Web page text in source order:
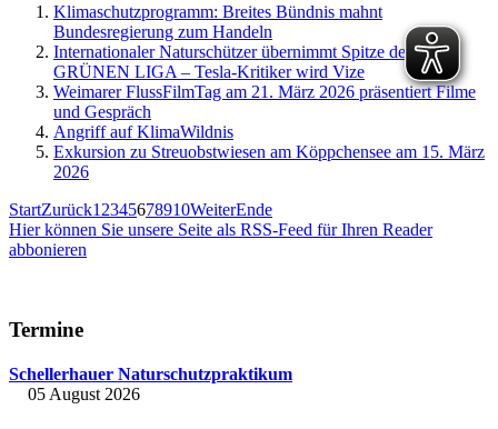
Klimaschutzprogramm: Breites Bündnis mahnt
Bundesregierung zum Handeln
Internationaler Naturschützer übernimmt Spitze der
GRÜNEN LIGA – Tesla-Kritiker wird Vize
Weimarer FlussFilmTag am 21. März 2026 präsentiert Filme
und Gespräch
Angriff auf KlimaWildnis
Exkursion zu Streuobstwiesen am Köppchensee am 15. März
2026
StartZurück1 2345678910WeiterEnde
Hier können Sie unsere Seite als RSS-Feed für Ihren Reader
abbonieren
Termine
Schellerhauer Naturschutzpraktikum
05 August 2026